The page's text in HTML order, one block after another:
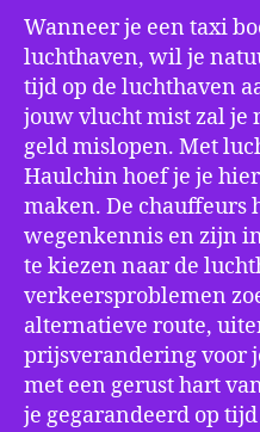
Wanneer je een taxi
luchthaven, wil je
tijd op de luchthaven
jouw vlucht mist zal je
geld mislopen. Met
Haulchin hoef je je
maken. De chauffeurs
wegenkennis en zijn
te kiezen naar de
verkeersproblemen
alternatieve route,
prijsverandering voor
met een gerust hart
je gegarandeerd op